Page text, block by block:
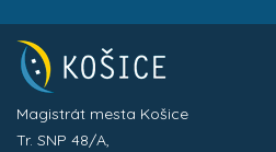
Magistrát mesta Košice
Tr. SNP 48/A,